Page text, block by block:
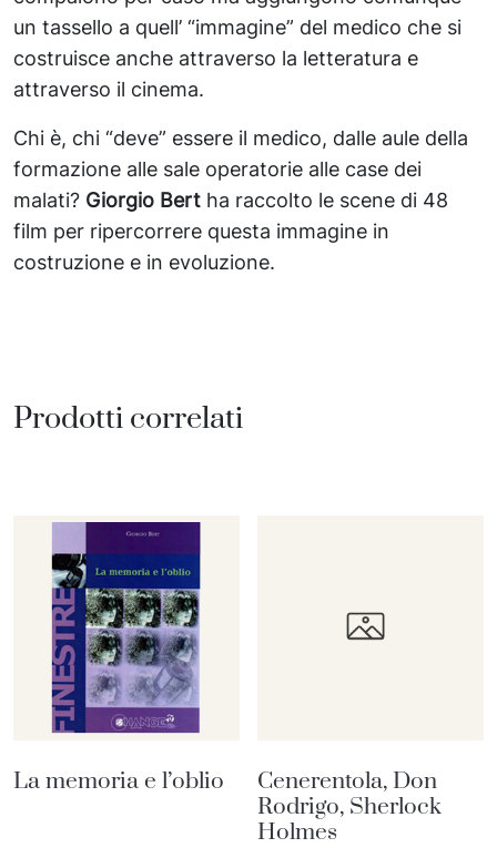
un tassello a quell’ “immagine” del medico che si
costruisce anche attraverso la letteratura e
attraverso il cinema.
Chi è, chi “deve” essere il medico, dalle aule della
formazione alle sale operatorie alle case dei
malati? Giorgio Bert ha raccolto le scene di 48
film per ripercorrere questa immagine in
costruzione e in evoluzione.
Prodotti correlati
La memoria e l’oblio
Cenerentola, Don
Rodrigo, Sherlock
Holmes